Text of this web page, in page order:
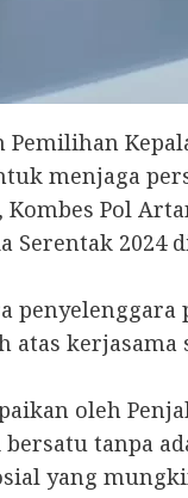
Pemilihan
menjaga
Kombes Pol
Serentak
atas
oleh
tanpa
yang